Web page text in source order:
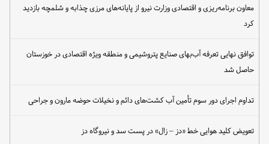
معاون برنامه‌ریزی و اقتصادی وزارت نیرو از پایانه‌های مرزی چذابه و شلمچه بازدید
کرد
توافق نهایی تعرفه آب‌بهای صنایع پتروشیمی و منطقه ویژه اقتصادی در خوزستان
حاصل شد
تداوم اجرای دور سوم تأمین آب کشت‌های دائم و نخیلات حوضه مارون و جراحی
تعویض کلید هوایی خط «دز – زال» در پست سد و نیروگاه دز